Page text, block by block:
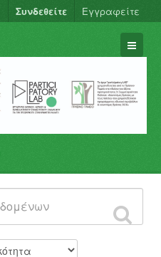
Συνδεθείτε Εγγραφείτε